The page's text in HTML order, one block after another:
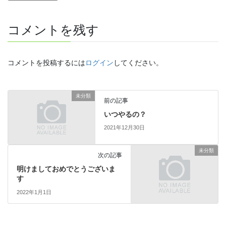
コメントを残す
コメントを投稿するにはログイン してください。
未分類
前の記事
いつやるの？
2021年12月30日
未分類
次の記事
明けましておめでとうございま
す
2022年1月1日